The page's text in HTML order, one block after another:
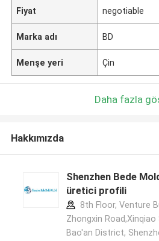
Fiyat negotiable
Marka adı BD
Menşe yeri Çin
Daha fazla
Hakkımızda
Shenzhen Bede
üretici profili
8th Floor, Venture
Zhongxin Road,Xinqiao
Bao'an District,